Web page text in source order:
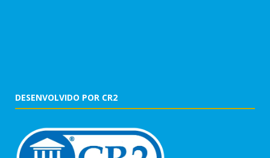
DESENVOLVIDO POR CR2